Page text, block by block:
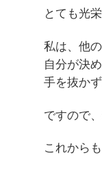
とても光
私は、他
自分が決
手を抜か
ですので
これから